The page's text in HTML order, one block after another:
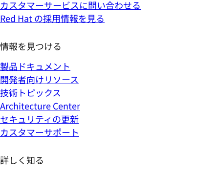
カスタマーサービスに問い合わせる
Red Hat の採用情報を見る
情報を見つける
製品ドキュメント
開発者向けリソース
技術トピックス
Architecture Center
セキュリティの更新
カスタマーサポート
詳しく知る